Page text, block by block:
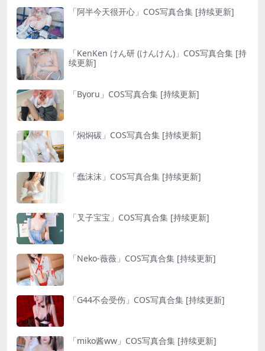
「阿半今天很开心」COS写真合集 [持续更新]
「KenKen けん研 (けんけん)」COS写真合集 [持
续更新]
「Byoru」COS写真合集 [持续更新]
「焖焖碳」COS写真合集 [持续更新]
「蠢沫沫」COS写真合集 [持续更新]
「叉子宝宝」COS写真合集 [持续更新]
「Neko-薇薇」COS写真合集 [持续更新]
「G44不会受伤」COS写真合集 [持续更新]
「miko酱ww」COS写真合集 [持续更新]